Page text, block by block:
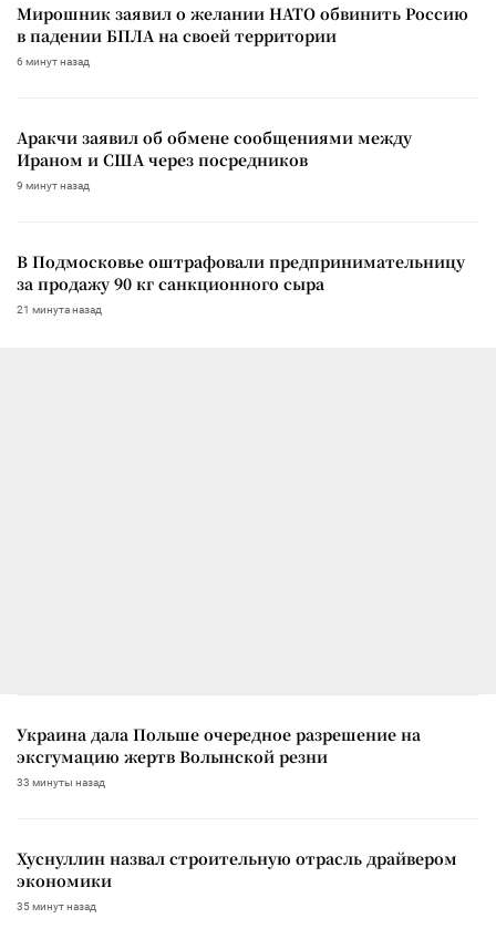
Мирошник заявил о желании НАТО обвинить Россию
в падении БПЛА на своей территории
6 минут назад
Аракчи заявил об обмене сообщениями между
Ираном и США через посредников
9 минут назад
В Подмосковье оштрафовали предпринимательницу
за продажу 90 кг санкционного сыра
21 минута назад
Украина дала Польше очередное разрешение на
эксгумацию жертв Волынской резни
33 минуты назад
Хуснуллин назвал строительную отрасль драйвером
экономики
35 минут назад